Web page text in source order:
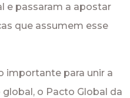
e passaram a apostar
que assumem esse
importante para unir a
o Pacto Global da